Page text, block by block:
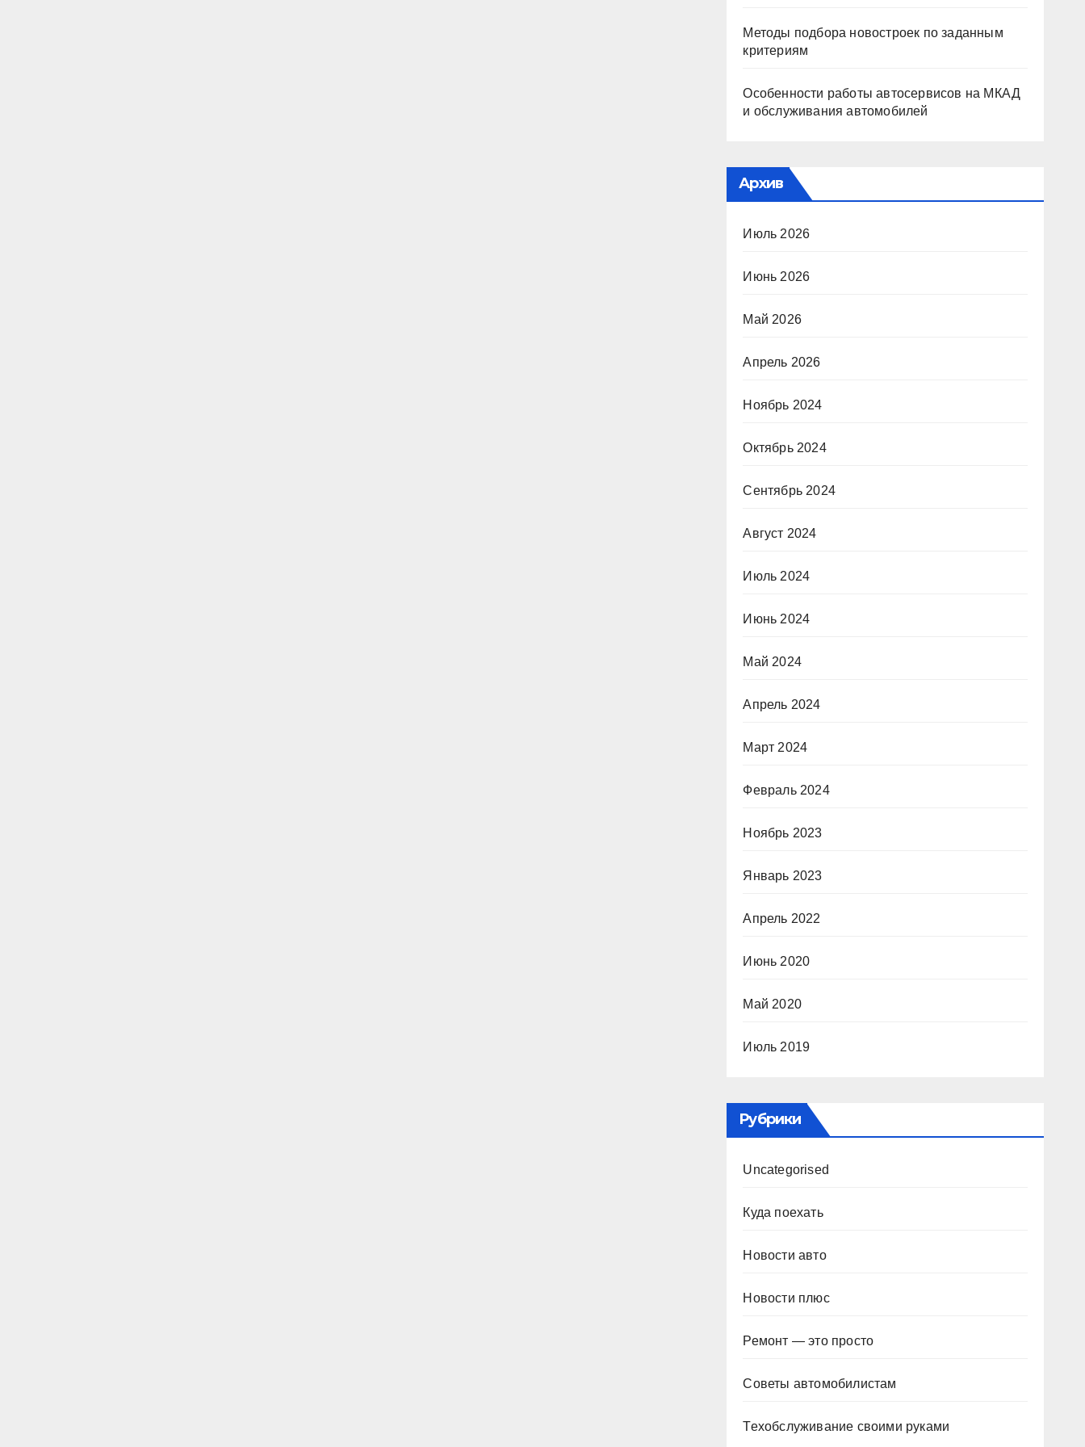
Методы подбора новостроек по заданным
критериям
Особенности работы автосервисов на МКАД
и обслуживания автомобилей
Архив
Июль 2026
Июнь 2026
Май 2026
Апрель 2026
Ноябрь 2024
Октябрь 2024
Сентябрь 2024
Август 2024
Июль 2024
Июнь 2024
Май 2024
Апрель 2024
Март 2024
Февраль 2024
Ноябрь 2023
Январь 2023
Апрель 2022
Июнь 2020
Май 2020
Июль 2019
Рубрики
Uncategorised
Куда поехать
Новости авто
Новости плюс
Ремонт — это просто
Советы автомобилистам
Техобслуживание своими руками